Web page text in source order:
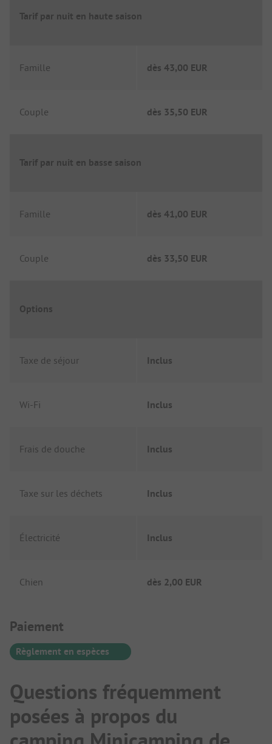
Tarif par nuit en haute saison
Famille dès 43,00 EUR
Couple dès 35,50 EUR
Tarif par nuit en basse saison
Famille dès 41,00 EUR
Couple dès 33,50 EUR
Options
Taxe de séjour Inclus
Wi-Fi Inclus
Frais de douche Inclus
Taxe sur les déchets Inclus
Électricité Inclus
Chien dès 2,00 EUR
Informations de paiement
Paiement
Règlement en espèces
Questions fréquemment
posées à propos du